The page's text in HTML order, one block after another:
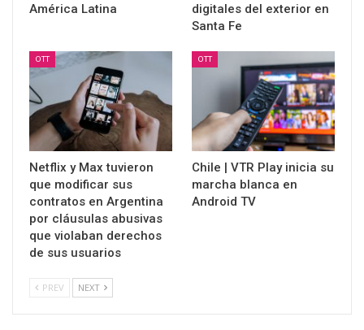
América Latina
digitales del exterior en
Santa Fe
OTT
Netflix y Max tuvieron
que modificar sus
contratos en Argentina
por cláusulas abusivas
que violaban derechos
de sus usuarios
OTT
Chile | VTR Play inicia su
marcha blanca en
Android TV
PREV NEXT